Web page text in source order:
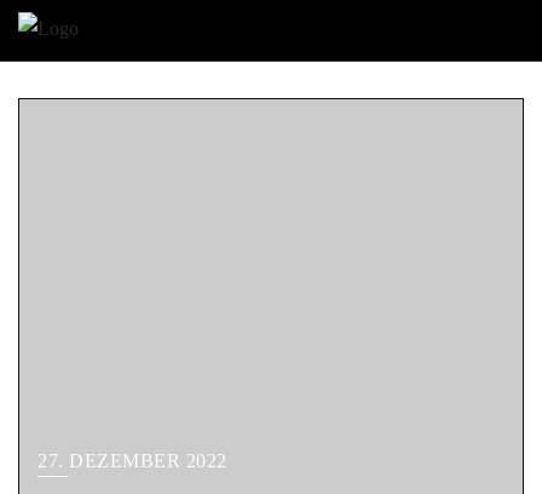
27. DEZEMBER 2022